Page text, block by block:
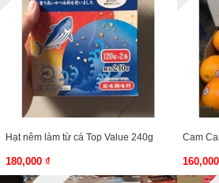
Hạt nêm làm từ cá Top Value 240g
180,000 ₫
Cam